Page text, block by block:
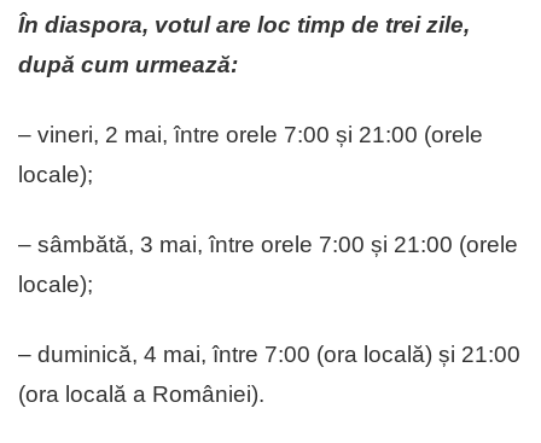
În diaspora, votul are loc timp de trei zile,
după cum urmează:
– vineri, 2 mai, între orele 7:00 și 21:00 (orele
locale);
– sâmbătă, 3 mai, între orele 7:00 și 21:00 (orele
locale);
– duminică, 4 mai, între 7:00 (ora locală) și 21:00
(ora locală a României).